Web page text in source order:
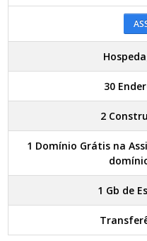
30
2
1 Domínio Grátis na
1 Gb de